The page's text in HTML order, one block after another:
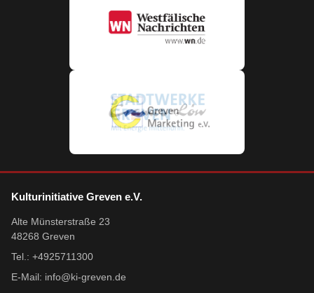
Kulturinitiative Greven e.V.
Alte Münsterstraße 23
48268 Greven
Tel.: +4925711300
E-Mail: info@ki-greven.de